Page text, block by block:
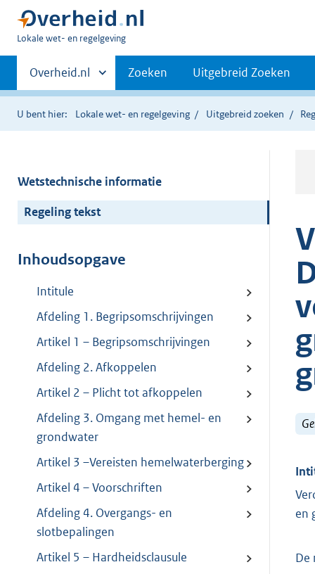
U
hier:
Lokale wet- en regelgeving
Primaire
navigatie
Andere
sites
binnen
Overheid.nl Zoeken Uitgebreid Zoeken
U bent hier: Lokale wet- en regelgeving Uitgebreid zoeken
Wetstechnische informatie
Regeling tekst
Inhoudsopgave
Intitule
Afdeling 1. Begripsomschrijvingen
Artikel 1 – Begripsomschrijvingen
Afdeling 2. Afkoppelen
Artikel 2 – Plicht tot afkoppelen
Afdeling 3. Omgang met hemel- en
grondwater
Artikel 3 –Vereisten hemelwaterberging
Artikel 4 – Voorschriften
Afdeling 4. Overgangs- en
slotbepalingen
Artikel 5 – Hardheidsclausule
en
De